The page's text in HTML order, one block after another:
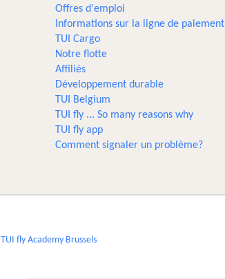
Offres d'emploi
Informations sur la ligne de paiement
TUI Cargo
Notre flotte
Affiliés
Développement durable
TUI Belgium
TUI fly ... So many reasons why
TUI fly app
Comment signaler un problème?
TUI fly Academy Brussels